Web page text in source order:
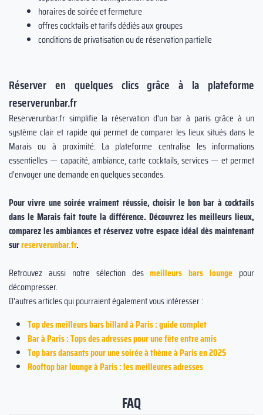
horaires de soirée et fermeture
offres cocktails et tarifs dédiés aux groupes
conditions de privatisation ou de réservation partielle
Réserver en quelques clics grâce à la plateforme
reserverunbar.fr
Reserverunbar.fr simplifie la réservation d’un bar à paris grâce à un
système clair et rapide qui permet de comparer les lieux situés dans le
Marais ou à proximité. La plateforme centralise les informations
essentielles — capacité, ambiance, carte cocktails, services — et permet
d’envoyer une demande en quelques secondes.
Pour vivre une soirée vraiment réussie, choisir le bon bar à cocktails
dans le Marais fait toute la différence. Découvrez les meilleurs lieux,
comparez les ambiances et réservez votre espace idéal dès maintenant
surreserverunbar.fr.
Retrouvez aussi notre sélection desmeilleurs bars lounge pour
décompresser.
D'autres articles qui pourraient également vous intéresser :
Top des meilleurs bars billard à Paris : guide complet
Bar à Paris : Tops des adresses pour une fête entre amis
Top bars dansants pour une soirée à thème à Paris en 2025
Rooftop bar lounge à Paris : les meilleures adresses
FAQ